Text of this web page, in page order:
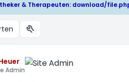
& Therapeuten: download/
Themen-Optionen
Admin